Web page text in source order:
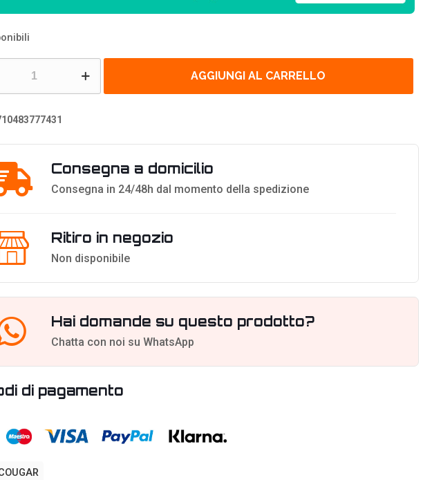
AGGIUNGI AL CARRELLO
Consegna a domicilio
Consegna in 24/48h dal momento della spedizione
Ritiro in negozio
Non disponibile
Hai domande su questo prodotto?
Chatta con noi su WhatsApp
di pagamento